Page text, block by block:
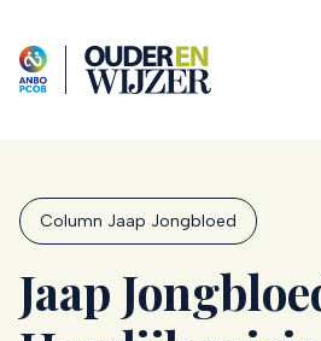
Column Jaap Jongbloed
Jaap